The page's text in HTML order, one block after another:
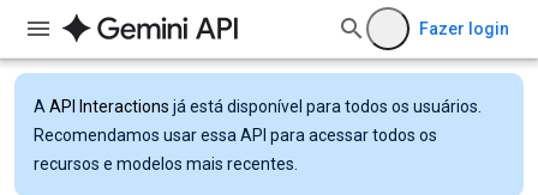
Fazer login
A API Interactions já está disponível para todos os usuários.
Recomendamos usar essa API para acessar todos os
recursos e modelos mais recentes.